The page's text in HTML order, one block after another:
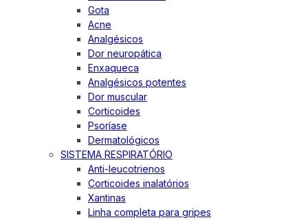
Gota
Acne
Analgésicos
Dor neuropática
Enxaqueca
Analgésicos potentes
Dor muscular
Corticoides
Psoríase
Dermatológicos
SISTEMA RESPIRATÓRIO
Anti-leucotrienos
Corticoides inalatórios
Xantinas
Linha completa para gripes